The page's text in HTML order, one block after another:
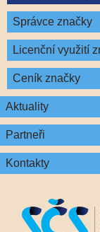
Správce značky
Licenční využití
Ceník značky
Aktuality
Partneři
Kontakty